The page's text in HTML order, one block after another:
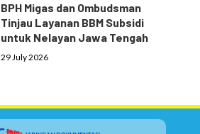
BPH Migas dan Ombudsman
Tinjau Layanan BBM Subsidi
untuk Nelayan Jawa Tengah
29 July 2026